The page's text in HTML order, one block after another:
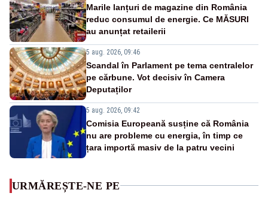
Marile lanțuri de magazine din România
reduc consumul de energie. Ce MĂSURI
au anunțat retailerii
5 aug. 2026, 09:46
Scandal în Parlament pe tema centralelor
pe cărbune. Vot decisiv în Camera
Deputaților
5 aug. 2026, 09:42
Comisia Europeană susține că România
nu are probleme cu energia, în timp ce
țara importă masiv de la patru vecini
URMĂREȘTE-NE PE